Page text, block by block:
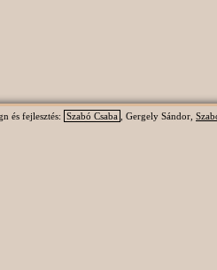
és fejlesztés: Szabó Csaba , Gergely Sándor,